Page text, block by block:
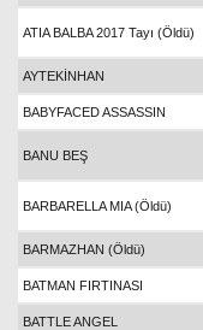
ATIA BALBA 2017 Tayı (Öldü)
AYTEKİNHAN
BABYFACED ASSASSIN
BANU BEŞ
BARBARELLA MIA (Öldü)
BARMAZHAN (Öldü)
BATMAN FIRTINASI
BATTLE ANGEL